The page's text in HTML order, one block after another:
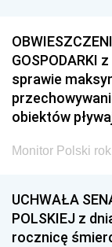
GOSPODARKI
sprawie
obiektów
Monitor Polski
UCHWAŁA
POLSKIEJ z
rocznicę